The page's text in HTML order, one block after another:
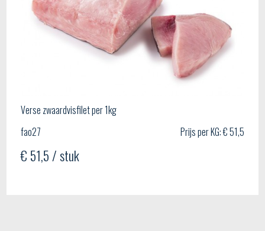
Verse zwaardvisfilet per 1kg
fao27
Prijs per KG: € 51,5
€ 51,5 / stuk